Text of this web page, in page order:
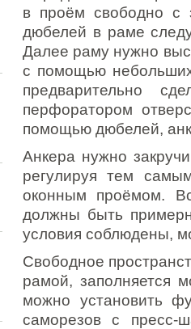
в проём свободно с
дюбелей в раме
Далее раму нужно
с помощью
предварительно
перфоратором
помощью дюбелей,
Анкера нужно
регулируя тем
оконным проёмом.
должны быть
условия соблюдены,
Свободное
рамой, заполняется
можно установить
саморезов с пресс-